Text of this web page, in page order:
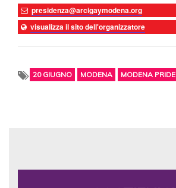
presidenza@arcigaymodena.org
visualizza il sito dell'organizzatore
20 GIUGNO MODENA MODENA PRIDE